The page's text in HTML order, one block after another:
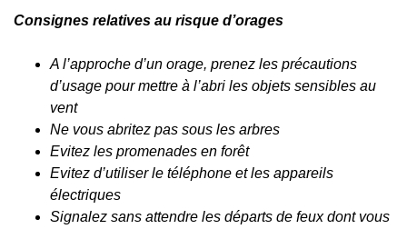
Consignes relatives au risque d’orages
A l’approche d’un orage, prenez les précautions
d’usage pour mettre à l’abri les objets sensibles au
vent
Ne vous abritez pas sous les arbres
Evitez les promenades en forêt
Evitez d’utiliser le téléphone et les appareils
électriques
Signalez sans attendre les départs de feux dont vous